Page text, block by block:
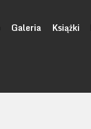
Galeria Książki